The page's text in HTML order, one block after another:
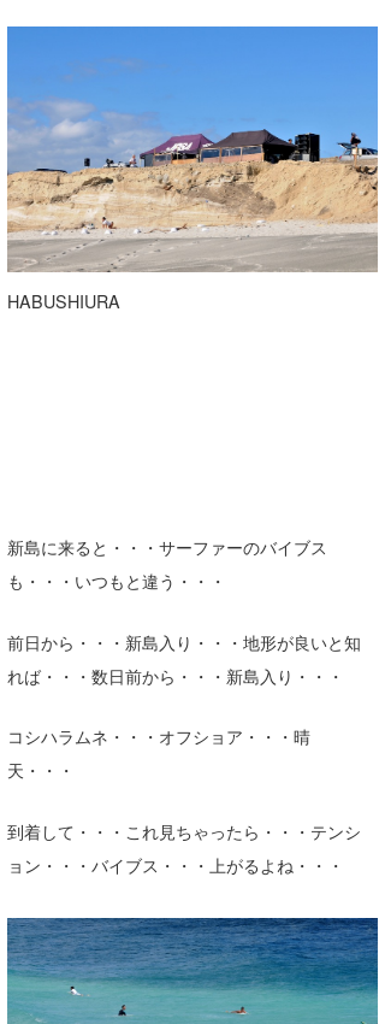
HABUSHIURA
新島に来ると・・・サーファーのバイブス
も・・・いつもと違う・・・
前日から・・・新島入り・・・地形が良いと知
れば・・・数日前から・・・新島入り・・・
コシハラムネ・・・オフショア・・・晴
天・・・
到着して・・・これ見ちゃったら・・・テンシ
ョン・・・バイブス・・・上がるよね・・・